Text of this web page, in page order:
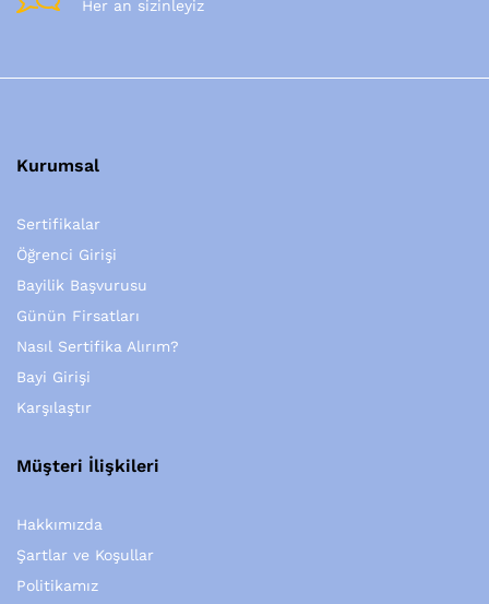
Her an sizinleyiz
Kurumsal
Sertifikalar
Öğrenci Girişi
Bayilik Başvurusu
Günün Firsatları
Nasıl Sertifika Alırım?
Bayi Girişi
Karşılaştır
Müşteri İlişkileri
Hakkımızda
Şartlar ve Koşullar
Politikamız